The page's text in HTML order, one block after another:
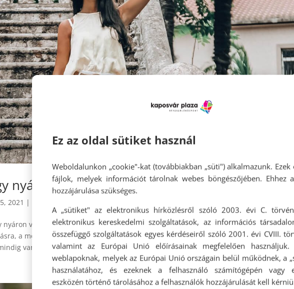
nyáron vékonyabbnak tűnj!
2021 |
vékonyabbnak tűnj! Mindannyian igyekszünk nyáron a legjobb formánkat
a mozgásunkra, és hozzánk illő, az alakunkat előnyösen hangsúlyozó, mégis
van néhány...
Ez az oldal sütiket használ
Weboldalunkon „cookie"-kat (továbbiakban „süti") alkalmazunk. Ezek
fájlok, melyek információt tárolnak webes böngészőjében. Ehhez
hozzájárulása szükséges.
A „sütiket" az elektronikus hírközlésről szóló 2003. évi C.
elektronikus kereskedelmi szolgáltatások, az információs
összefüggő szolgáltatások egyes kérdéseiről szóló 2001. évi CVIII.
valamint az Európai Unió előírásainak megfelelően használjuk.
weblapoknak, melyek az Európai Unió országain belül működnek, a
használatához, és ezeknek a felhasználó számítógépén vagy
eszközén történő tárolásához a felhasználók hozzájárulását kell